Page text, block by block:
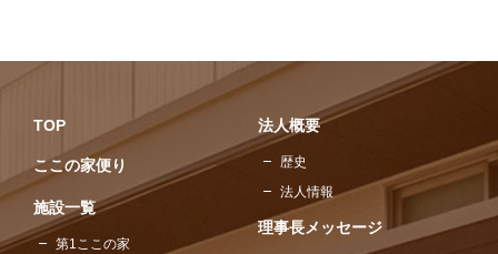
TOP
ここの家便り
施設一覧
第1ここの家
法人概要
歴史
法人情報
理事長メッセージ